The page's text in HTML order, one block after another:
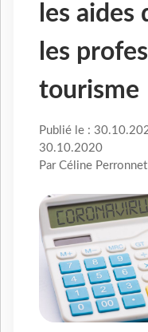
les
les
tourisme
Publié le :
30.10.2020
Par Céline Perronnet